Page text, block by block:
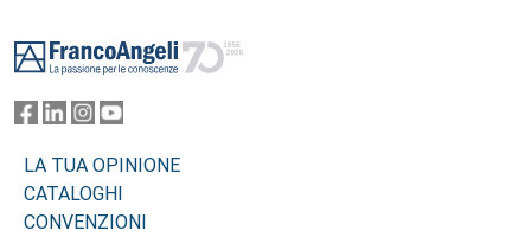
LA TUA OPINIONE
CATALOGHI
CONVENZIONI